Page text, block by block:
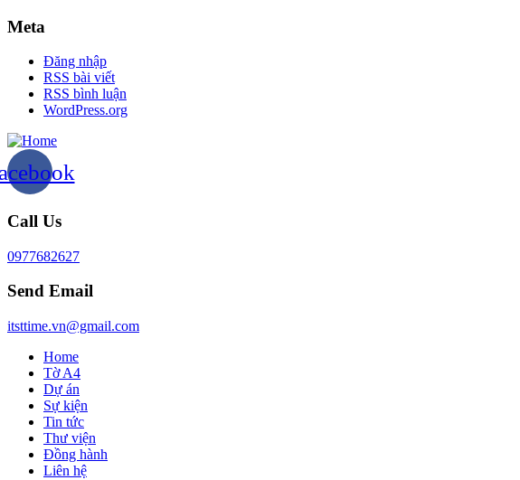
Meta
Đăng nhập
RSS bài viết
RSS bình luận
WordPress.org
Call Us
0977682627
Send Email
itsttime.vn@gmail.com
Home
Tờ A4
Dự án
Sự kiện
Tin tức
Thư viện
Đồng hành
Liên hệ